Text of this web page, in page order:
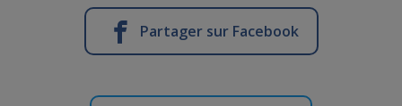
Partager sur Facebook